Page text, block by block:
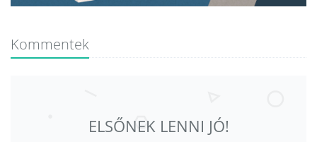
Kommentek
ELSŐNEK LENNI JÓ!